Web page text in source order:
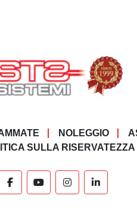
NOLEGGIO
SULLA RISERVATEZZA
facebookyoutubeinstagramlinkedin